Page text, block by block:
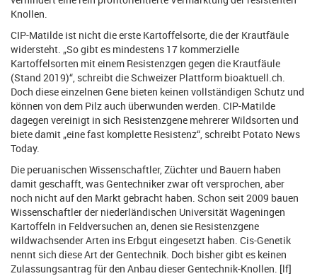
Knollen.
CIP-Matilde ist nicht die erste Kartoffelsorte, die der Krautfäule
widersteht. „So gibt es mindestens 17 kommerzielle
Kartoffelsorten mit einem Resistenzgen gegen die Krautfäule
(Stand 2019)“, schreibt die Schweizer Plattform bioaktuell.ch.
Doch diese einzelnen Gene bieten keinen vollständigen Schutz und
können von dem Pilz auch überwunden werden. CIP-Matilde
dagegen vereinigt in sich Resistenzgene mehrerer Wildsorten und
biete damit „eine fast komplette Resistenz“, schreibt Potato News
Today.
Die peruanischen Wissenschaftler, Züchter und Bauern haben
damit geschafft, was Gentechniker zwar oft versprochen, aber
noch nicht auf den Markt gebracht haben. Schon seit 2009 bauen
Wissenschaftler der niederländischen Universität Wageningen
Kartoffeln in Feldversuchen an, denen sie Resistenzgene
wildwachsender Arten ins Erbgut eingesetzt haben. Cis-Genetik
nennt sich diese Art der Gentechnik. Doch bisher gibt es keinen
Zulassungsantrag für den Anbau dieser Gentechnik-Knollen. [lf]